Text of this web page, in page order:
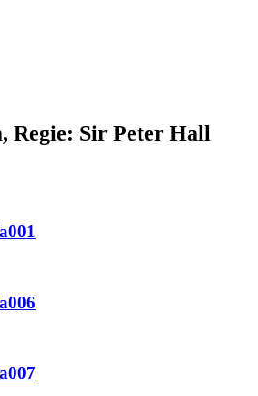
Regie: Sir Peter Hall